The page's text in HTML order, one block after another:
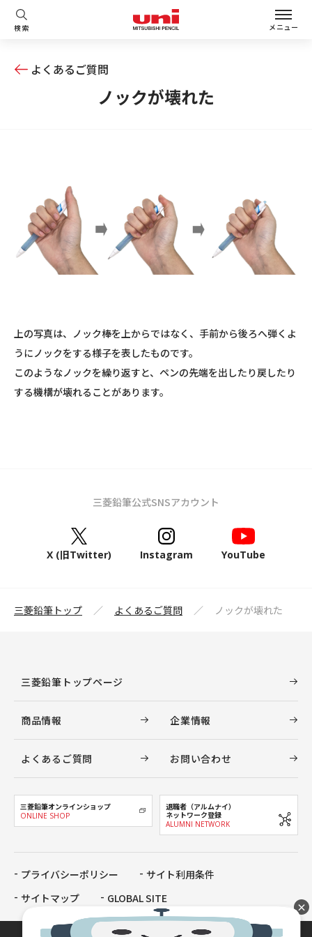
検索 メニュー
よくあるご質問
ノックが壊れた
上の写真は、ノック棒を上からではなく、手前から後ろへ弾くよ
うにノックをする様子を表したものです。
このようなノックを繰り返すと、ペンの先端を出したり戻したり
する機構が壊れることがあります。
三菱鉛筆公式SNSアカウント
X (旧Twitter) Instagram YouTube
三菱鉛筆トップ よくあるご質問 ノックが壊れた
三菱鉛筆トップページ
商品情報 企業情報
よくあるご質問 お問い合わせ
三菱鉛筆オンラインショップ
ONLINE SHOP
退職者（アルムナイ）
ネットワーク登録
ALUMNI NETWORK
プライバシーポリシー
サイト利用条件
サイトマップ
GLOBAL SITE
×